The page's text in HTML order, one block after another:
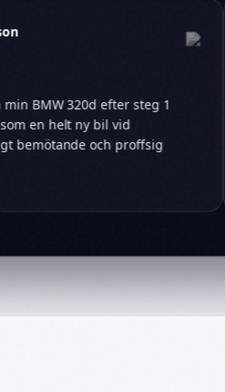
min BMW 320d efter steg 1
som en helt ny bil vid
bemötande och proffsig